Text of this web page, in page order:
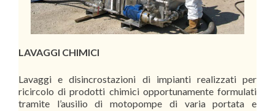
LAVAGGI CHIMICI
Lavaggi e disincrostazioni di impianti realizzati per
ricircolo di prodotti chimici opportunamente formulati
tramite l’ausilio di motopompe di varia portata e